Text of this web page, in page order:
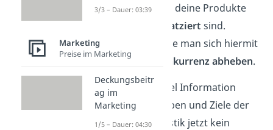
in welchemRegal
deine Produkte
platziert sind.
Schließlich möchte man sich hiermit
auchvon der Konkurrenz abheben.
Super, nach so viel Information
sollten die Aufgaben und Ziele der
Distributionslogistik jetzt kein
3/3 – Dauer: 03:39
Marketing
Preise im Marketing
Deckungsbeitr
ag im
Marketing
1/5 – Dauer: 04:30